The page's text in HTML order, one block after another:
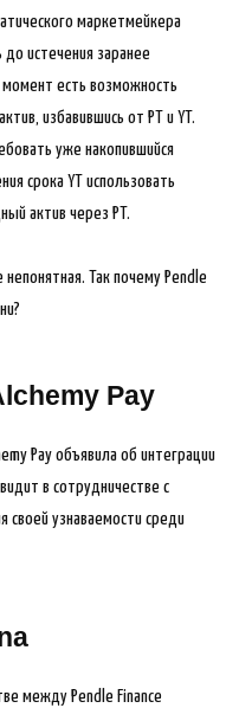
маркетмейкера
истечения заранее
есть возможность
избавившись от PT и YT.
уже накопившийся
срока YT использовать
актив через PT.
Так почему Pendle
Pay
Pay объявила об интеграции
в сотрудничестве с
своей узнаваемости среди
между Pendle Finance